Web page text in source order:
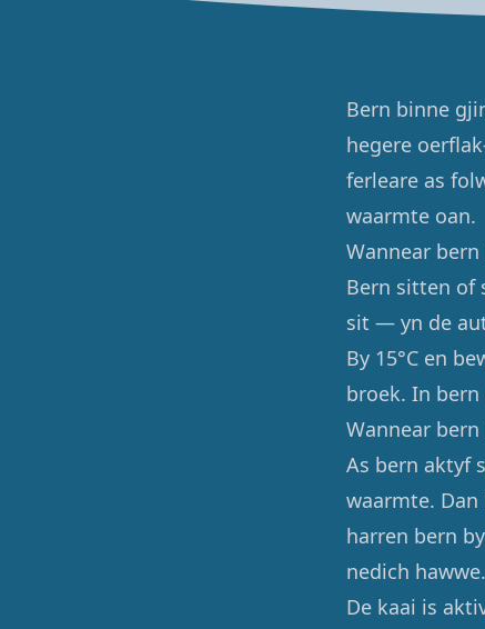
Bern binne
hegere
ferleare as
waarmte oan.
Wannear
Bern sitten of
sit — yn de
By 15°C en
broek. In
Wannear
As bern aktyf
waarmte.
harren bern
nedich hawwe.
De kaai is